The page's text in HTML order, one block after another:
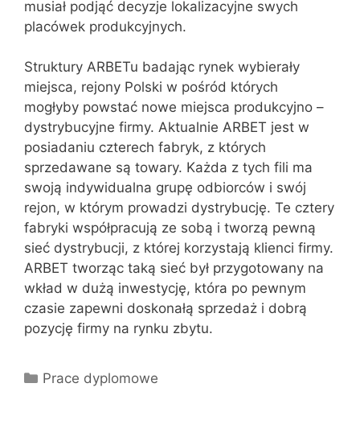
musiał podjąć decyzje lokalizacyjne swych
placówek produkcyjnych.
Struktury ARBETu badając rynek wybierały
miejsca, rejony Polski w pośród których
mogłyby powstać nowe miejsca produkcyjno –
dystrybucyjne firmy. Aktualnie ARBET jest w
posiadaniu czterech fabryk, z których
sprzedawane są towary. Każda z tych fili ma
swoją indywidualna grupę odbiorców i swój
rejon, w którym prowadzi dystrybucję. Te cztery
fabryki współpracują ze sobą i tworzą pewną
sieć dystrybucji, z której korzystają klienci firmy.
ARBET tworząc taką sieć był przygotowany na
wkład w dużą inwestycję, która po pewnym
czasie zapewni doskonałą sprzedaż i dobrą
pozycję firmy na rynku zbytu.
Kategorie
Prace dyplomowe